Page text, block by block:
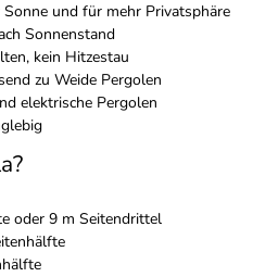
und für mehr Privatsphäre
Sonnenstand
kein Hitzestau
zu Weide Pergolen
elektrische Pergolen
oder 9 m Seitendrittel